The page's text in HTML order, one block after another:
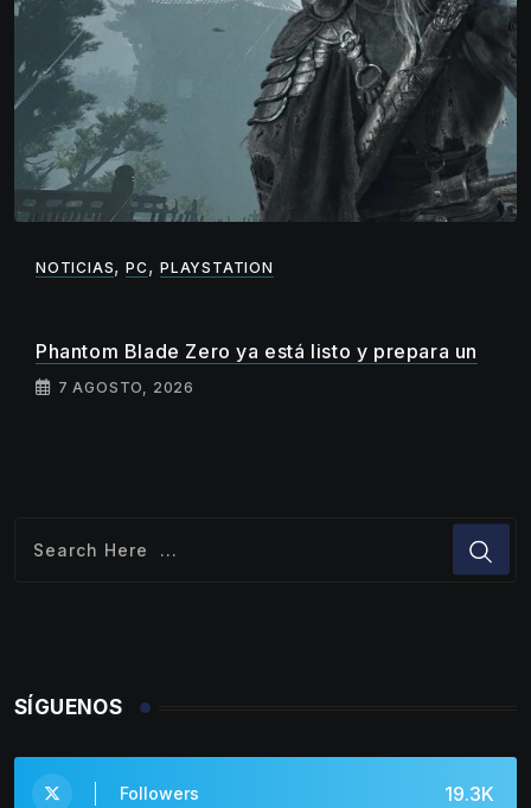
NOTICIAS,PC,PLAYSTATION
Phantom Blade Zero ya está listo y prepara un
7 AGOSTO, 2026
SÍGUENOS
19.3K
Followers